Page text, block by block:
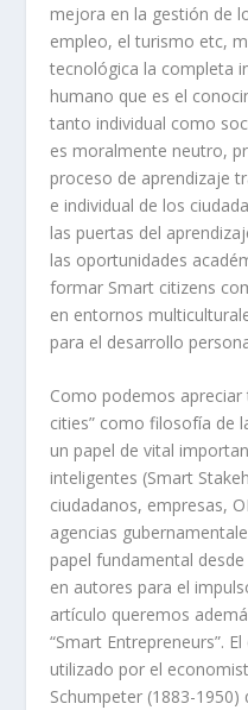
mejora en la gestión de
empleo, el turismo etc,
tecnológica la completa
humano que es el
tanto individual como
es moralmente neutro,
proceso de aprendizaje
e individual de los
las puertas del
las oportunidades
formar Smart citizens
en entornos
para el desarrollo
Como podemos
cities” como filosofía de
un papel de vital
inteligentes (Smart
ciudadanos, empresas,
agencias
papel fundamental
en autores para el
artículo queremos
“Smart Entrepreneurs”.
utilizado por el
Schumpeter (1883-